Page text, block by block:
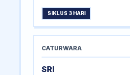
SIKLUS 3 HARI
CATURWARA
SRI